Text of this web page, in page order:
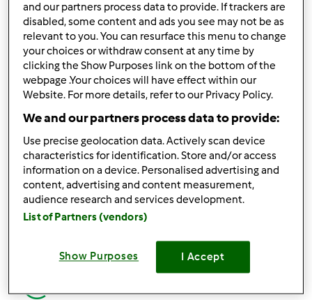
actividade
Ao realizar uma das ações descritas abaixo, pode
colecionar pontos. Estes pontos serão adicionados à sua
carreira pessoal do mundo de receitas. Por favor
verifique a níveis de aventais acima e veja quantos
pontos precisa para atingir o próximo nível.
pontos
Vencedor do passatempo
+10
pontos
Criar uma receita (completa=10 pontos,
apenas campos obrigatórios =5 pontos)
+1
ponto
Avaliar uma receita
Adicionar um amigo
ponto
and our partners process data to provide. If trackers are
disabled, some content and ads you see may not be as
relevant to you. You can resurface this menu to change
your choices or withdraw consent at any time by
clicking the Show Purposes link on the bottom of the
webpage .Your choices will have effect within our
Website. For more details, refer to our Privacy Policy.
We and our partners process data to provide:
Use precise geolocation data. Actively scan device
characteristics for identification. Store and/or access
information on a device. Personalised advertising and
content, advertising and content measurement,
audience research and services development.
List of Partners (vendors)
Show Purposes I Accept